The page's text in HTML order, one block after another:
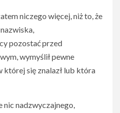
niczego więcej, niż to, że
pozostać przed
wymyślił pewne
której się znalazł lub która
nic nadzwyczajnego,